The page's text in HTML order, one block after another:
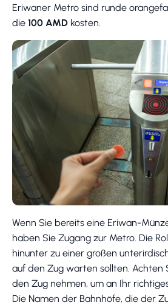
Eriwaner Metro sind runde
die 100 AMD kosten.
Wenn Sie bereits eine Eriwan-
haben Sie Zugang zur Metro. Die
hinunter zu einer großen
auf den Zug warten sollten. Achten
den Zug nehmen, um an Ihr
Die Namen der Bahnhöfe, die der